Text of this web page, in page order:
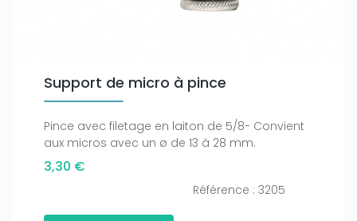
Support de micro à pince
Pince avec filetage en laiton de 5/8- Convient
aux micros avec un ø de 13 à 28 mm.
3,30 €
Référence : 3205